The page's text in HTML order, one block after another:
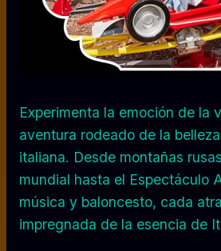
Experimenta la emoción de la
aventura rodeado de la
italiana. Desde montañas
mundial hasta el Espectáculo
música y baloncesto, cada
impregnada de la esencia de